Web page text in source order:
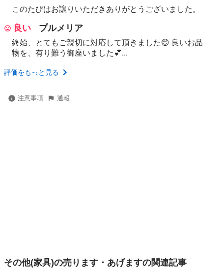
このたびはお譲りいただきありがとうございました。
良い プルメリア
終始、とてもご親切に対応して頂きました😊 良いお品
物を、有り難う御座いました💕...
評価をもっと見る
注意事項 通報
その他(家具)の売ります・あげますの関連記事